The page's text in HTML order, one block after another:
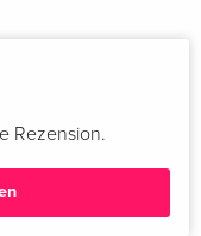
Rezension.